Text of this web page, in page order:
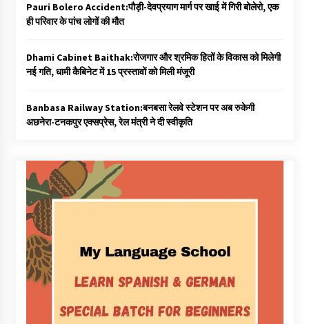
Pauri Bolero Accident:पौड़ी-देवप्रयाग मार्ग पर खाई में गिरी बोलेरो, एक
ही परिवार के पांच लोगों की मौत
Dhami Cabinet Baithak:रोजगार और श्रमिक हितों के विकास को मिलेगी
नई गति, धामी कैबिनेट में 15 प्रस्तावों को मिली मंजूरी
Banbasa Railway Station:बनबसा रेलवे स्टेशन पर अब रुकेगी
अछनेरा-टनकपुर एक्सप्रेस, रेल मंत्री ने दी स्वीकृति